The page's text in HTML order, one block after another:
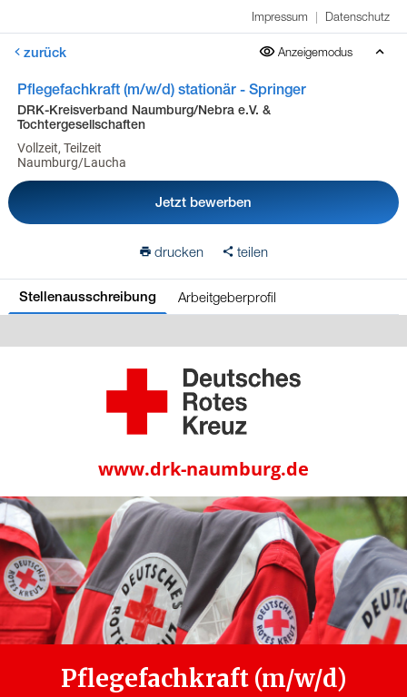
Impressum | Datenschutz
zurück Anzeigemodus
Pflegefachkraft (m/w/d) stationär - Springer
DRK-Kreisverband Naumburg/Nebra e.V. &
Tochtergesellschaften
Vollzeit, Teilzeit
Naumburg/Laucha
Jetzt bewerben
drucken teilen
Stellenausschreibung Arbeitgeberprofil